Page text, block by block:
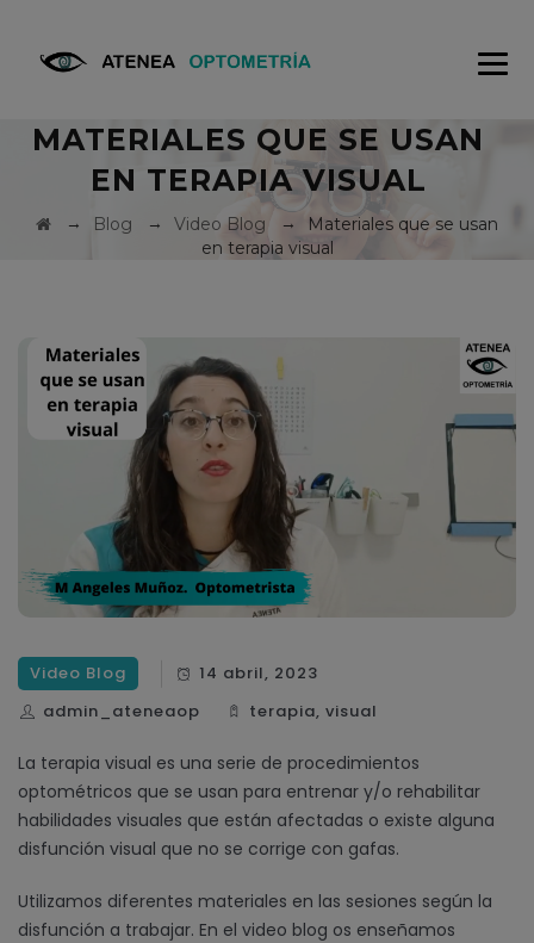
MATERIALES QUE SE USAN
EN TERAPIA VISUAL
→ Blog → Video Blog →
Materiales que se usan
en terapia visual
Video Blog
14 abril, 2023
admin_ateneaop
terapia, visual
La terapia visual es una serie de procedimientos
optométricos que se usan para entrenar y/o rehabilitar
habilidades visuales que están afectadas o existe alguna
disfunción visual que no se corrige con gafas.
Utilizamos diferentes materiales en las sesiones según la
disfunción a trabajar. En el video blog os enseñamos